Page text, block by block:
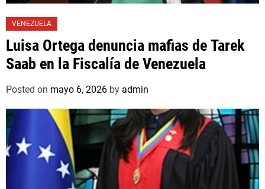
VENEZUELA
Luisa Ortega denuncia mafias de Tarek
Saab en la Fiscalía de Venezuela
Posted on mayo 6, 2026 by admin